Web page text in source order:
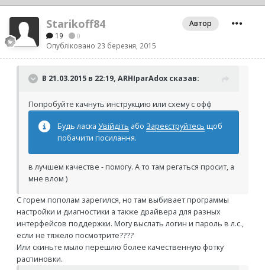
Starikoff84
19 0
Опубліковано 23 березня, 2015
Автор
В 21.03.2015 в 22:19, ARHIparAdox сказав:
Попробуйте качнуть инструкцию или схему с офф
Будь ласка Увійдіть або Зареєструйтесь щоб
побачити посилання.
в лучшем качестве - помогу. А то там регаться просит, а
мне влом )
С горем пополам зарегился, но там выбивает программы
настройки и диагностики а также драйвера для разных
интерфейсов поддержки. Могу выслать логин и пароль в л.с.,
если не тяжело посмотрите????
Или скиньте мыло перешлю более качественную фотку
распиновки.